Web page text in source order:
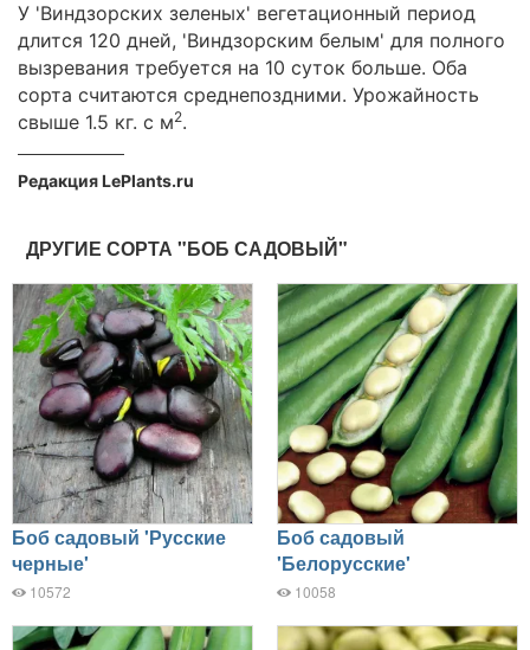
У 'Виндзорских зеленых' вегетационный период
длится 120 дней, 'Виндзорским белым' для полного
вызревания требуется на 10 суток больше. Оба
сорта считаются среднепоздними. Урожайность
свыше 1.5 кг. с м2.
Редакция LePlants.ru
ДРУГИЕ СОРТА "БОБ САДОВЫЙ"
Боб садовый 'Русские
черные'
10572
Боб садовый
'Белорусские'
10058